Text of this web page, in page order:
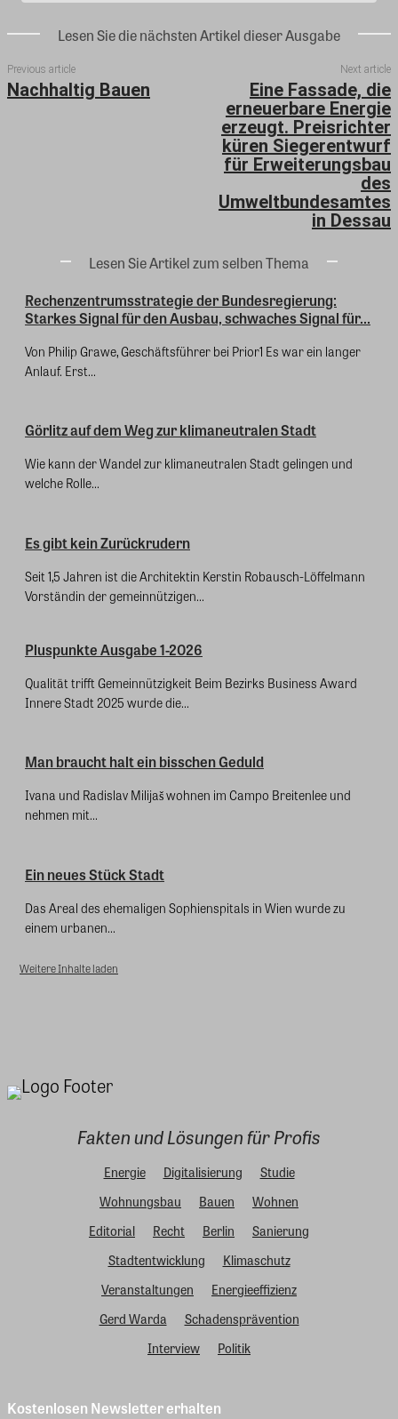
Lesen Sie die nächsten Artikel dieser Ausgabe
Previous article
Nachhaltig Bauen
Next article
Eine Fassade, die
erneuerbare Energie
erzeugt. Preisrichter
küren Siegerentwurf
für Erweiterungsbau
des
Umweltbundesamtes
in Dessau
Lesen Sie Artikel zum selben Thema
Rechenzentrumsstrategie der Bundesregierung:
Starkes Signal für den Ausbau, schwaches Signal für...
Von Philip Grawe, Geschäftsführer bei Prior1 Es war ein langer
Anlauf. Erst...
Görlitz auf dem Weg zur klimaneutralen Stadt
Wie kann der Wandel zur klimaneutralen Stadt gelingen und
welche Rolle...
Es gibt kein Zurückrudern
Seit 1,5 Jahren ist die Architektin Kerstin Robausch-Löffelmann
Vorständin der gemeinnützigen...
Pluspunkte Ausgabe 1-2026
Qualität trifft Gemeinnützigkeit Beim Bezirks Business Award
Innere Stadt 2025 wurde die...
Man braucht halt ein bisschen Geduld
Ivana und Radislav Milijaš wohnen im Campo Breitenlee und
nehmen mit...
Ein neues Stück Stadt
Das Areal des ehemaligen Sophienspitals in Wien wurde zu
einem urbanen...
Weitere Inhalte laden
Fakten und Lösungen für Profis
Energie Digitalisierung
Studie
Wohnungsbau
Bauen
Wohnen
Editorial
Recht Berlin
Sanierung
Stadtentwicklung
Klimaschutz
Veranstaltungen
Energieeffizienz
Gerd Warda
Schadensprävention
Interview
Politik
Kostenlosen Newsletter erhalten